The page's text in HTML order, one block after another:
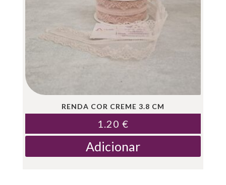
RENDA COR CREME 3.8 CM
1.20 €
Adicionar